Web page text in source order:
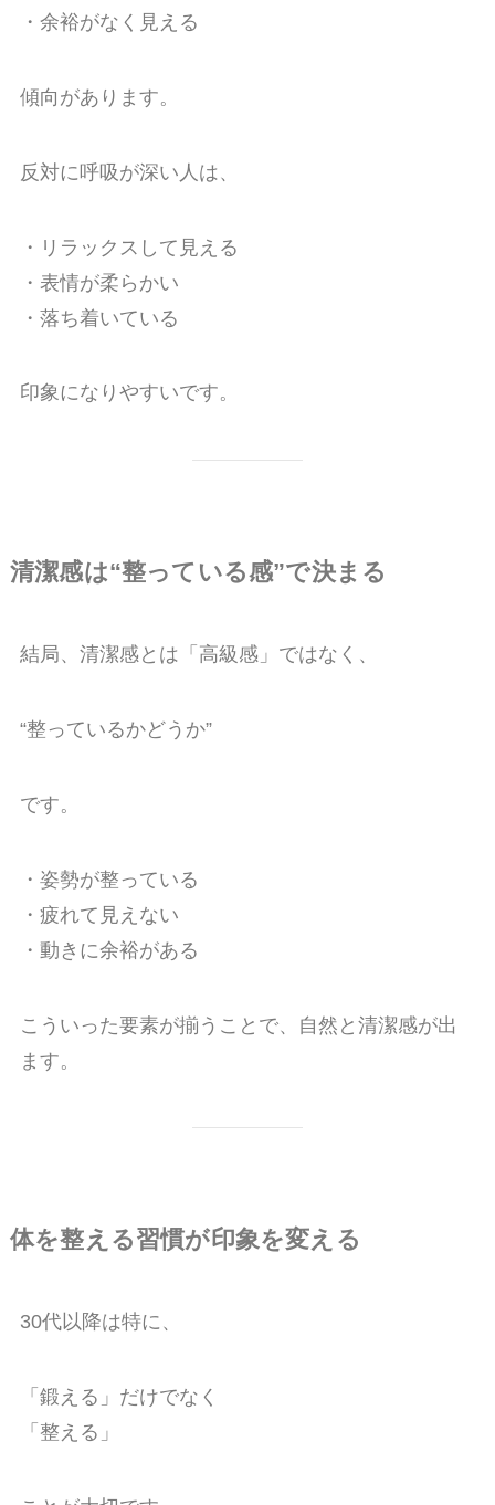
・余裕がなく見える
傾向があります。
反対に呼吸が深い人は、
・リラックスして見える
・表情が柔らかい
・落ち着いている
印象になりやすいです。
清潔感は“整っている感”で決まる
結局、清潔感とは「高級感」ではなく、
“整っているかどうか”
です。
・姿勢が整っている
・疲れて見えない
・動きに余裕がある
こういった要素が揃うことで、自然と清潔感が出
ます。
体を整える習慣が印象を変える
30代以降は特に、
「鍛える」だけでなく
「整える」